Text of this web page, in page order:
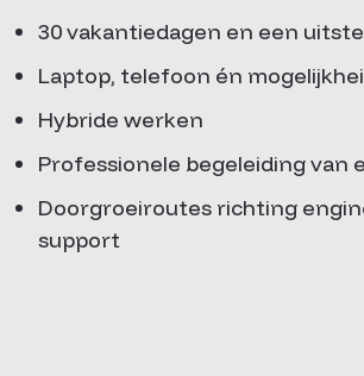
30 vakantiedagen en een
Laptop, telefoon én
Hybride werken
Professionele begeleiding van
Doorgroeiroutes richting
support